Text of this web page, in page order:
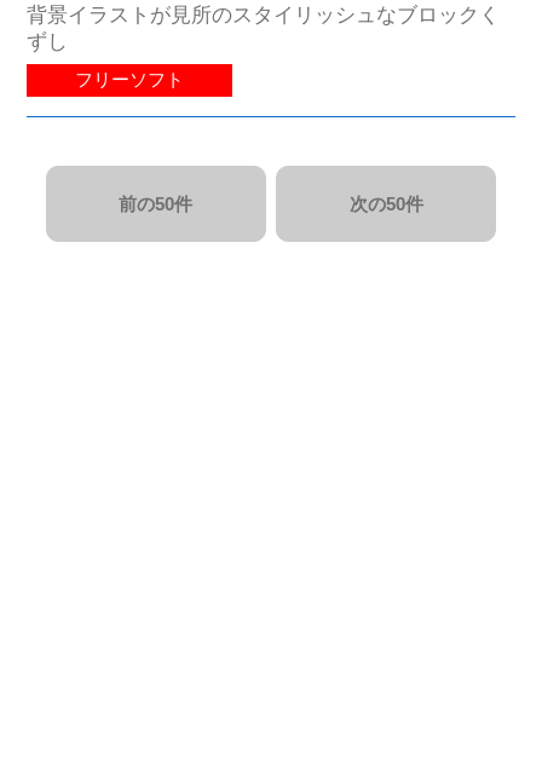
背景イラストが見所のスタイリッシュなブロックく
ずし
フリーソフト
前の50件 次の50件